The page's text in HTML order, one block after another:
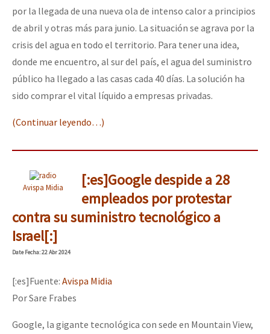
por la llegada de una nueva ola de intenso calor a principios
de abril y otras más para junio. La situación se agrava por la
crisis del agua en todo el territorio. Para tener una idea,
donde me encuentro, al sur del país, el agua del suministro
público ha llegado a las casas cada 40 días. La solución ha
sido comprar el vital líquido a empresas privadas.
(Continuar leyendo…)
Avispa Midia
[:es]Google despide a 28
empleados por protestar
contra su suministro tecnológico a
Israel[:]
DateFecha: 22 Abr 2024
[:es]Fuente: Avispa Midia
Por Sare Frabes
Google, la gigante tecnológica con sede en Mountain View,